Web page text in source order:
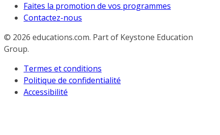
Faites la promotion de vos programmes
Contactez-nous
© 2026 educations.com. Part of Keystone Education
Group.
Termes et conditions
Politique de confidentialité
Accessibilité